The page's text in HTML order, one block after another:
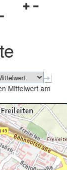
Mittelwert am